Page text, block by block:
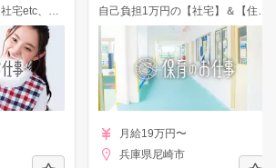
住宅手当・家族手当・社宅etc、手厚い福利厚生♪月10休・年休120日◎安定母体が運営する駅チカ認可園！ 自己負担1万円の【社宅】＆【住宅手当3万円】あり♪年休120日＆残業月5時間◎自転車通勤OK♪
月給19万円〜
兵庫県尼崎市